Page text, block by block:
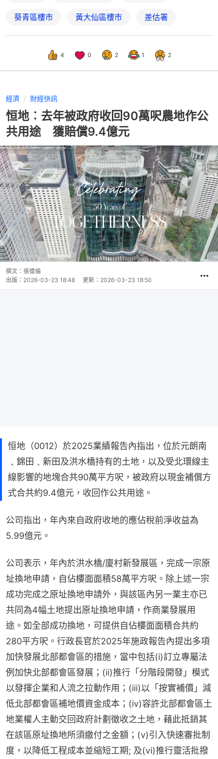
葵青區樓市 黃大仙區樓市 差估署
4 0 2 1 2
經濟 財經快訊
恒地︰去年被政府收回90萬呎農地作公
共用途 獲賠償9.4億元
撰文： 張偉倫
出版： 2026-03-23 18:48 更新： 2026-03-23 18:50
恒地（0012）於2025業績報告內指出，位於元朗南
﹑錦田﹑新田及洪水橋持有的土地，以及受北環線主
線影響的地塊合共90萬平方呎，被政府以現金補償方
式合共約9.4億元，收回作公共用途。
公司指出，年內來自政府收地的應佔稅前淨收益為
5.99億元。
公司表示，年內於洪⽔橋/廈村新發展區，完成一宗原
址換地申請，自佔樓面面積58萬平方呎。除上述⼀宗
成功完成之原址換地申請外，與該區內另⼀業主亦已
共同為4幅土地提出原址換地申請，作商業發展用
途。如全部成功換地，可提供自佔樓面面積合共約
280平方呎。行政⻑官於2025年施政報告內提出多項
加快發展北部都會區的措施，當中包括(i)訂立專屬法
例加快北部都會區發展；(ii)推行「分階段開發」模式
以發揮企業和人流之拉動作用；(iii)以「按實補價」減
低北部都會區補地價資金成本；(iv)容許北部都會區土
地業權人主動交回政府計劃徵收之土地，藉此抵銷其
在該區原址換地所須繳付之金額；(v)引入快速審批制
度，以降低工程成本並縮短工期; 及(vi)推行靈活批撥